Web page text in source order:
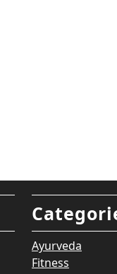
Ayurveda
Fitness